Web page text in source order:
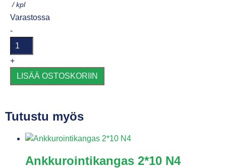
/ kpl
Varastossa
-
+
LISÄÄ OSTOSKORIIN
Tutustu myös
Ankkurointikangas 2*10 N4